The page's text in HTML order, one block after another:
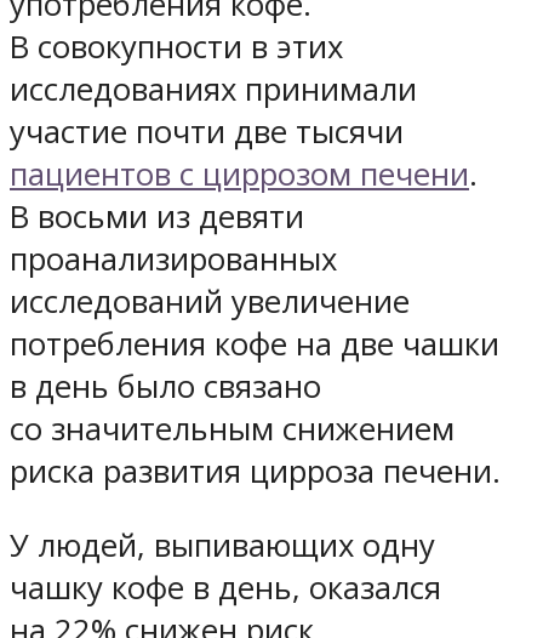
В совокупности в этих
исследованиях принимали
участие почти две тысячи
пациентов с циррозом печени.
В восьми из девяти
проанализированных
исследований увеличение
потребления кофе на две чашки
в день было связано
со значительным снижением
риска развития цирроза печени.
У людей, выпивающих одну
чашку кофе в день, оказался